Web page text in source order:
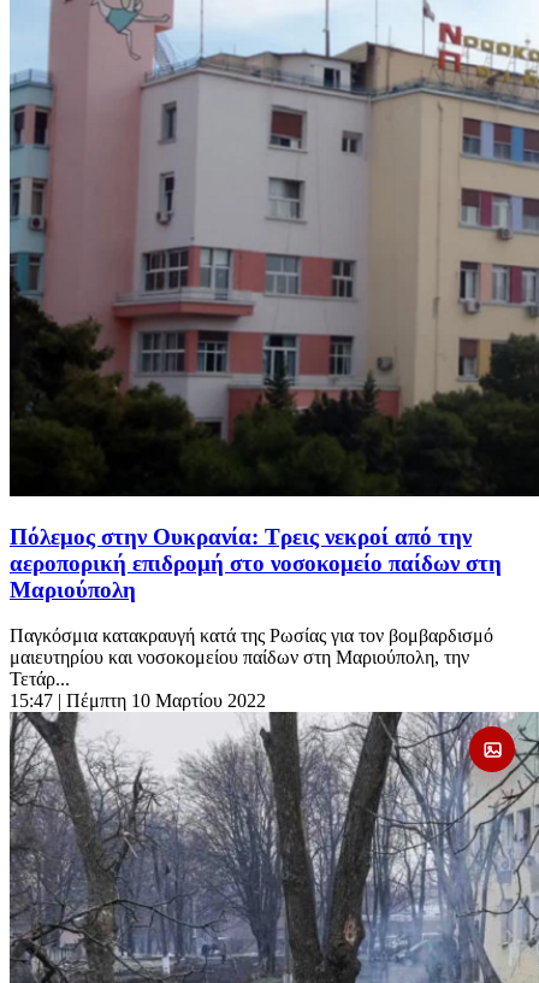
Πόλεμος στην Ουκρανία: Τρεις νεκροί από την
αεροπορική επιδρομή στο νοσοκομείο παίδων στη
Μαριούπολη
Παγκόσμια κατακραυγή κατά της Ρωσίας για τον βομβαρδισμό
μαιευτηρίου και νοσοκομείου παίδων στη Μαριούπολη, την
Τετάρ...
15:47 | Πέμπτη 10 Μαρτίου 2022